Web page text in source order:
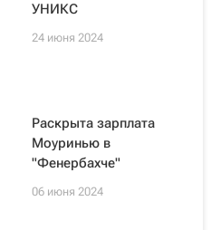
УНИКС
24 июня 2024
Раскрыта зарплата
Моуринью в
"Фенербахче"
06 июня 2024